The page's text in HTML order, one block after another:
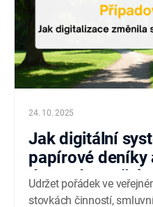
24. 10. 2025
Jak digitální
papírové deníky
do správy
Udržet pořádek ve
stovkách činností,